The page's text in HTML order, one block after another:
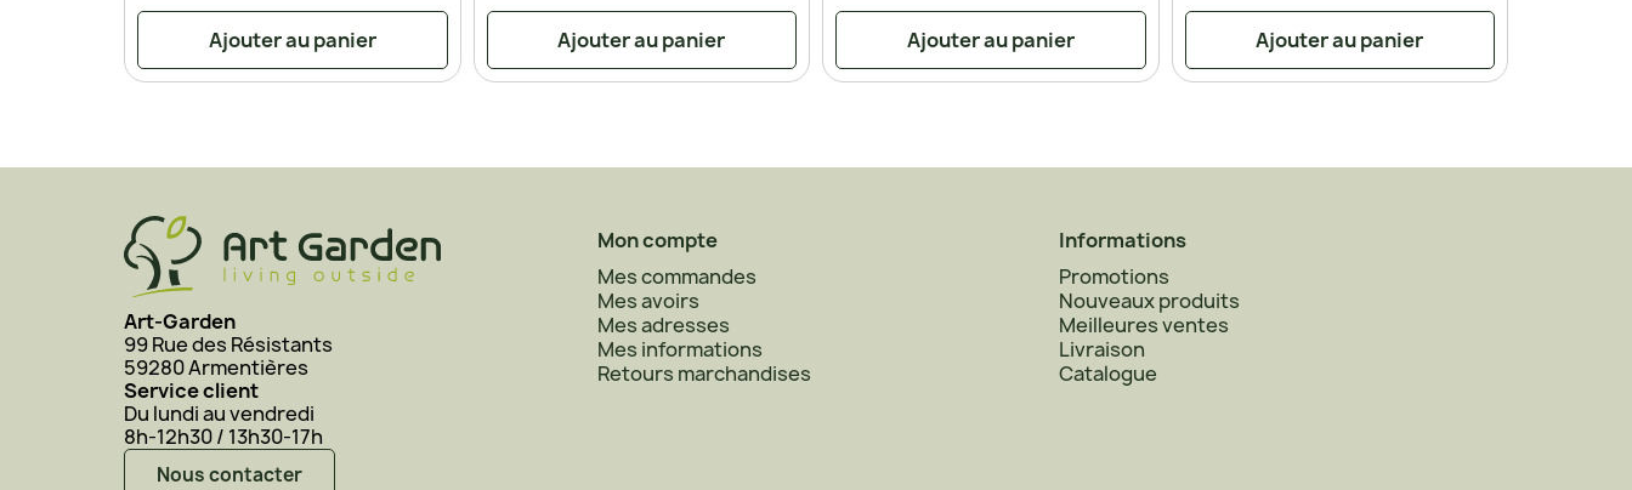
Ajouter au panier Ajouter au panier Ajouter au panier Ajouter au panier
Art-Garden
99 Rue des Résistants
59280 Armentières
Service client
Du lundi au vendredi
8h-12h30 / 13h30-17h
Nous contacter
Mon compte
Mes commandes
Mes avoirs
Mes adresses
Mes informations
Retours marchandises
Informations
Promotions
Nouveaux produits
Meilleures ventes
Livraison
Catalogue